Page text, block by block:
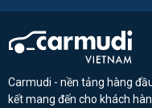
Carmudi - nền tảng hàng
kết mang đến cho khách